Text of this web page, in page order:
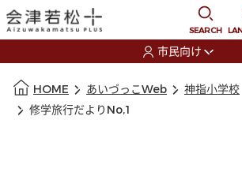
SEARCH
市民向け
HOME あいづっこWeb
神指小学校
修学旅行だよりNo,1